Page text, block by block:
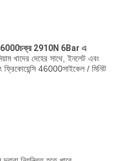
46000চক্র 2910N 6Bar এ
খাদের দেহের সাথে, ইনলেট এবং
ফ্রিকোয়েন্সি 46000সাইকেল / মিনিট